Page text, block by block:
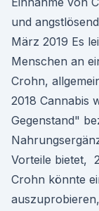
und
März 2019 Es
Menschen an
Crohn,
2018 Cannabis
Gegenstand"
Vorteile bietet,
Crohn könnte